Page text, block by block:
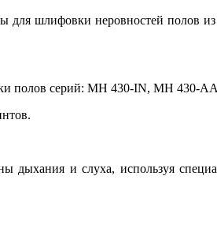
шлифовки неровностей полов
серий: MH 430-IN, MH 430-
дыхания и слуха, используя